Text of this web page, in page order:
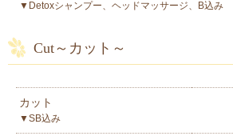
▼Detoxシャンプー、ヘッドマッサージ、B込み
Cut～カット～
カット
▼SB込み